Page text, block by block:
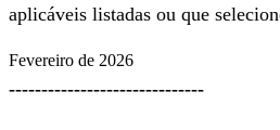
aplicáveis listadas ou que
Fevereiro de 2026
------------------------------